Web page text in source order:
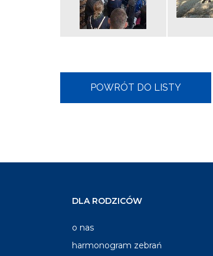
DLA RODZICÓW
o nas
harmonogram zebrań